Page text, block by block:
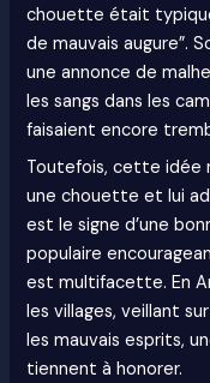
chouette était
de mauvais augure”.
une annonce de
les sangs dans les
faisaient encore
Toutefois, cette idée
une chouette et lui
est le signe d’une
populaire
est multifacette. En
les villages, veillant
les mauvais esprits,
tiennent à honorer.